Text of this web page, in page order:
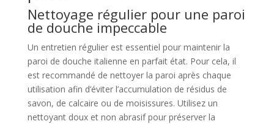
Nettoyage régulier pour une paroi
de douche impeccable
Un entretien régulier est essentiel pour maintenir la
paroi de douche italienne en parfait état. Pour cela, il
est recommandé de nettoyer la paroi après chaque
utilisation afin d’éviter l’accumulation de résidus de
savon, de calcaire ou de moisissures. Utilisez un
nettoyant doux et non abrasif pour préserver la